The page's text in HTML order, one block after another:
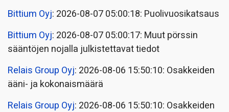
Bittium Oyj: 2026-08-07 05:00:18: Puolivuosikatsaus
Bittium Oyj: 2026-08-07 05:00:17: Muut pörssin
sääntöjen nojalla julkistettavat tiedot
Relais Group Oyj: 2026-08-06 15:50:10: Osakkeiden
ääni- ja kokonaismäärä
Relais Group Oyj: 2026-08-06 15:50:10: Osakkeiden